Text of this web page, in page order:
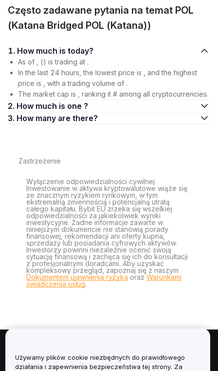
Często zadawane pytania na temat POL
(Katana Bridged POL (Katana))
1. How much is today?
As of , () is trading at .
In the last 24 hours, the lowest price is , and the highest
price is , with a trading volume of .
The market cap is , ranking it # among all cryptocurrencies.
2. How much is one ?
3. How many are there?
Zastrzeżenie
Wyłączenie odpowiedzialności cywilnej
Inwestowanie w aktywa kryptowalutowe wiąże się
ze znacznym ryzykiem rynkowym, w tym
ekstremalną zmiennością i potencjalną utratą
całego kapitału. Bybit EU zrzeka się wszelkiej
odpowiedzialności za jakiekolwiek wyniki
inwestycyjne. Żadne informacje zawarte w
niniejszym dokumencie nie stanowią porady
finansowej, rekomendacji ani oferty kupna,
sprzedaży lub posiadania cyfrowych aktywów.
Inwestorzy powinni niezależnie ocenić swoją
sytuację finansową i zachęca się ich do konsultacji
z profesjonalnymi doradcami. Aby uzyskać
kompleksowy przegląd, zapoznaj się z naszym
Dokumentem ujawnienia ryzyka orazWarunkami
świadczenia usług.
Informacje
Używamy plików cookie niezbędnych do prawidłowego
działania i zapewnienia bezpieczeństwa tej strony. Za